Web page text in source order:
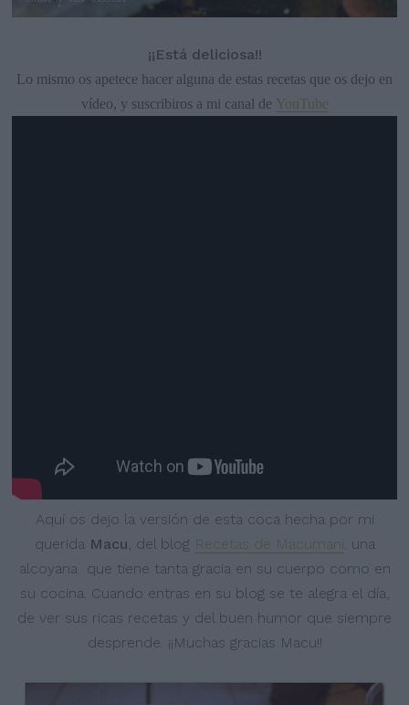
¡¡Está deliciosa!!
Lo mismo os apetece hacer alguna de estas recetas que os dejo en
vídeo, y suscribiros a mi canal de YouTube
Aquí os dejo la versión de esta coca hecha por mi
queridaMacu, del blog Recetas de Macumani. una
alcoyana que tiene tanta gracia en su cuerpo como en
su cocina. Cuando entras en su blog se te alegra el día,
de ver sus ricas recetas y del buen humor que siempre
desprende. ¡¡Muchas gracias Macu!!